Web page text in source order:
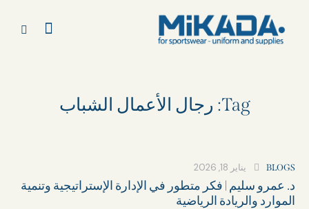
Tag: رجال الأعمال الشباب
BLOGS يناير 18, 2026
د. عمرو سليم | فكر متطور في الإدارة الإستراتيجية وتنمية
الموارد والريادة الرياضية